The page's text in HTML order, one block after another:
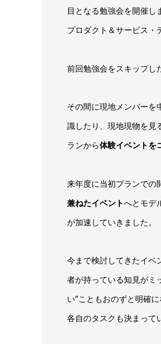
目となる勉強会を開催し
プロダクト＆サービス・
前回勉強会をスキップし
その間に現地メンバーを
識したり、現地現物を見
ランから体験イベントを
来年度に当初プランでの
兼ねたイベントへとモデ
が加速していきました。
今まで検討してきたイベ
者が持っている知見がミ
い”こともおのずと明確
各自のタスクも決まって